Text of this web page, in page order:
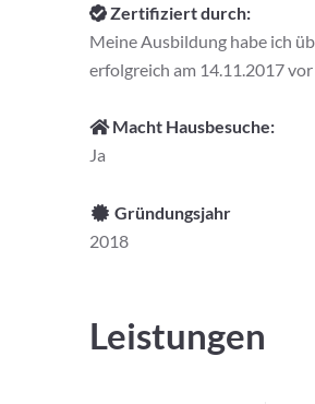
Zertifiziert durch:
Meine Ausbildung habe ich
erfolgreich am 14.11.2017
Macht Hausbesuche:
Ja
Gründungsjahr
2018
Leistungen